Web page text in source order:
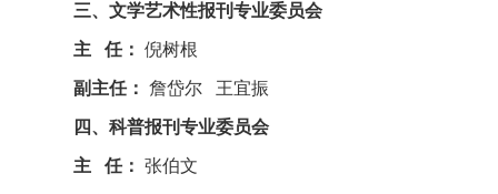
三、文学艺术性报刊专业委员会
主 任：倪树根
副主任： 詹岱尔 王宜振
四、科普报刊专业委员会
主 任： 张伯文